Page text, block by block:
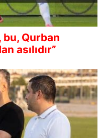
Qurban
asılıdır”